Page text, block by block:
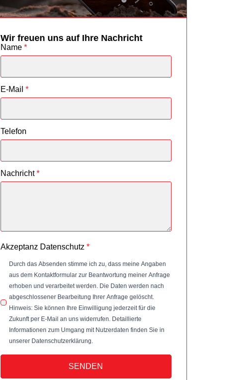
Wir freuen uns auf Ihre Nachricht
Name *
E-Mail *
Telefon
Nachricht *
Akzeptanz Datenschutz *
Durch das Absenden stimme ich zu, dass meine Angaben
aus dem Kontaktformular zur Beantwortung meiner Anfrage
erhoben und verarbeitet werden. Die Daten werden nach
abgeschlossener Bearbeitung Ihrer Anfrage gelöscht.
Hinweis: Sie können Ihre Einwilligung jederzeit für die
Zukunft per E-Mail an uns widerrufen. Detaillierte
Informationen zum Umgang mit Nutzerdaten finden Sie in
unserer Datenschutzerklärung.
SENDEN